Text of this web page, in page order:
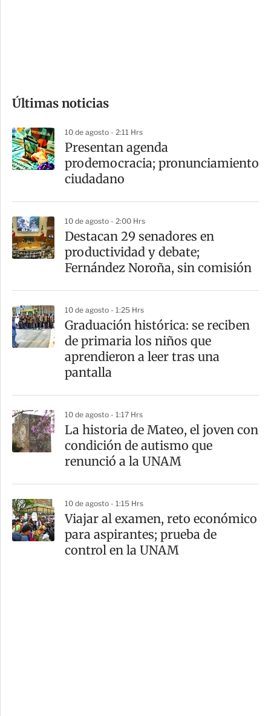
m
a
r
t
Últimas noticias
10 de agosto - 2:11 Hrs
Presentan agenda
prodemocracia; pronunciamiento
ciudadano
10 de agosto - 2:00 Hrs
Destacan 29 senadores en
productividad y debate;
Fernández Noroña, sin comisión
10 de agosto - 1:25 Hrs
Graduación histórica: se reciben
de primaria los niños que
aprendieron a leer tras una
pantalla
10 de agosto - 1:17 Hrs
La historia de Mateo, el joven con
condición de autismo que
renunció a la UNAM
10 de agosto - 1:15 Hrs
Viajar al examen, reto económico
para aspirantes; prueba de
control en la UNAM